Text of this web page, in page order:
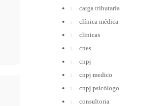
carga tributaria
clínica médica
clinicas
cnes
cnpj
cnpj medico
cnpj psicólogo
consultoria